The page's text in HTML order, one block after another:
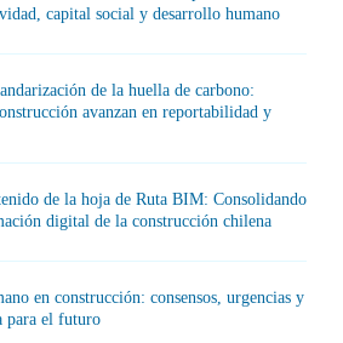
capital social y desarrollo humano
de la huella de carbono:
avanzan en reportabilidad y
de la hoja de Ruta BIM: Consolidando
digital de la construcción chilena
en construcción: consensos, urgencias y
para el futuro